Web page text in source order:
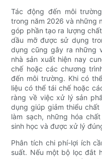
Tác động đến môi
trong năm 2026 và những
góp phần tạo ra lượng
dầu mỡ được sử dụng
dụng cũng gây ra những
nhà sản xuất hiện nay
chế hoặc các chương
đến môi trường. Khi có
liệu có thể tái chế hoặc
ràng về việc xử lý sản
dụng giúp giảm thiểu
làm sạch, những hóa
sinh học và được xử lý
Phân tích chi phí-lợi ích
suất. Nếu một bộ lọc đắt